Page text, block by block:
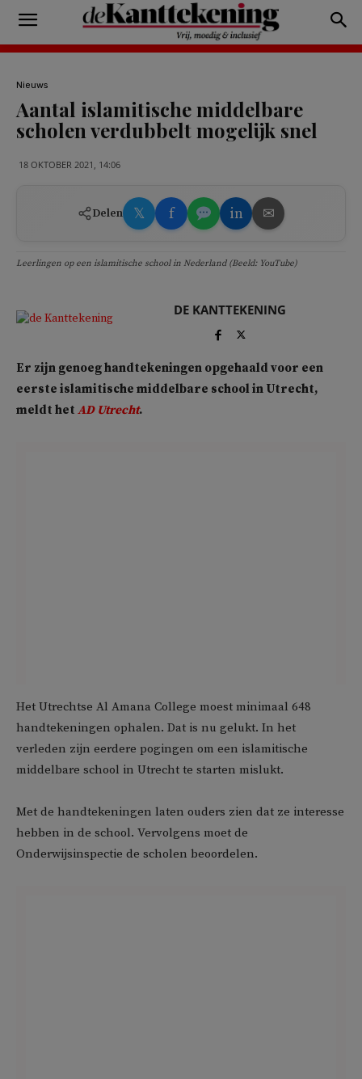
Nieuws
Aantal islamitische middelbare
scholen verdubbelt mogelijk snel
18 OKTOBER 2021, 14:06
Delen 𝕏 f in ✉
Leerlingen op een islamitische school in Nederland (Beeld: YouTube)
DE KANTTEKENING
Er zijn genoeg handtekeningen opgehaald voor een
eerste islamitische middelbare school in Utrecht,
meldt het AD Utrecht.
Het Utrechtse Al Amana College moest minimaal 648
handtekeningen ophalen. Dat is nu gelukt. In het
verleden zijn eerdere pogingen om een islamitische
middelbare school in Utrecht te starten mislukt.
Met de handtekeningen laten ouders zien dat ze interesse
hebben in de school. Vervolgens moet de
Onderwijsinspectie de scholen beoordelen.